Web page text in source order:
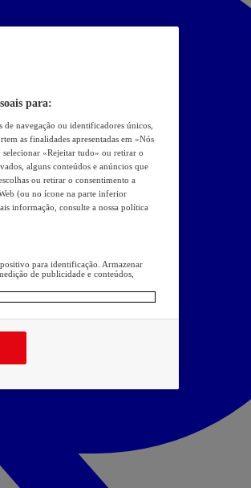
para:
de navegação ou identificadores únicos,
as finalidades apresentadas em «Nós
selecionar «Rejeitar tudo» ou retirar o
alguns conteúdos e anúncios que
ou retirar o consentimento a
(ou no ícone na parte inferior
informação, consulte a nossa política
para identificação. Armazenar
de publicidade e conteúdos,